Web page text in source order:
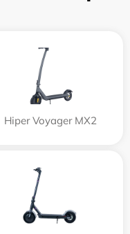
Hiper Voyager MX2